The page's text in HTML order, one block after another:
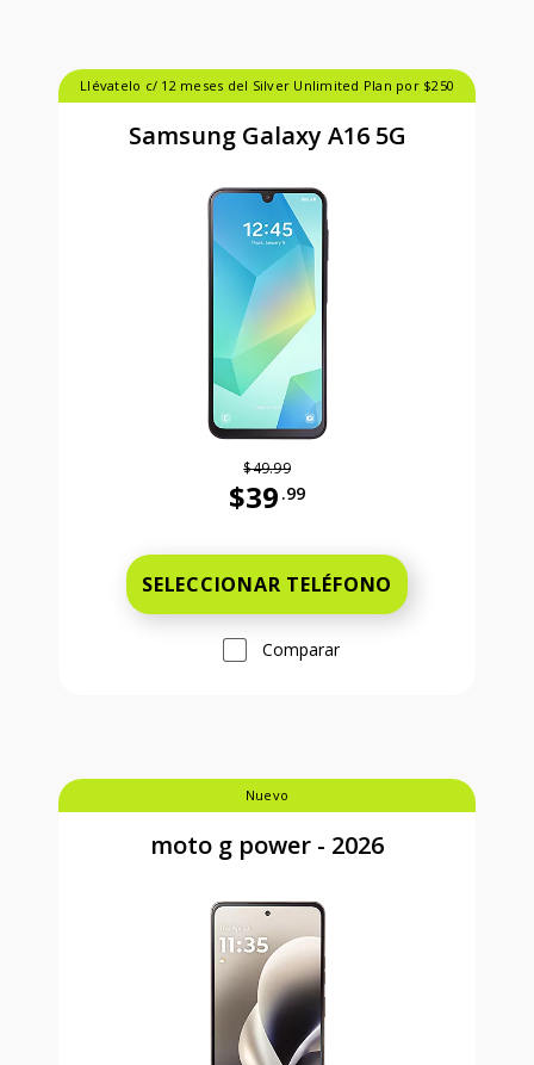
Llévatelo c/ 12 meses del Silver Unlimited Plan por $250
Samsung Galaxy A16 5G
$49.99
$39 .99
SELECCIONAR TELÉFONO
Comparar
Nuevo
moto g power - 2026